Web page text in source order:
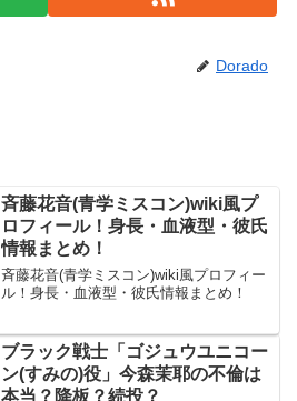
Dorado
斉藤花音(青学ミスコン)wiki風プ
ロフィール！身長・血液型・彼氏
情報まとめ！
斉藤花音(青学ミスコン)wiki風プロフィー
ル！身長・血液型・彼氏情報まとめ！
ブラック戦士「ゴジュウユニコー
ン(すみの)役」今森茉耶の不倫は
本当？降板？続投？